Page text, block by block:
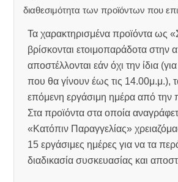
διαθεσιμότητα των προϊόντων που
Τα χαρακτηρισμένα προϊόντα ως
βρίσκονται ετοιμοπαράδοτα στην
αποστέλλονται εάν όχι την ίδια
που θα γίνουν έως τις 14.00μ.μ.),
επόμενη εργάσιμη ημέρα από την
Στα προϊόντα στα οποία
«Κατόπιν Παραγγελίας»
15 εργάσιμες ημέρες για να τα
διαδικασία συσκευασίας και